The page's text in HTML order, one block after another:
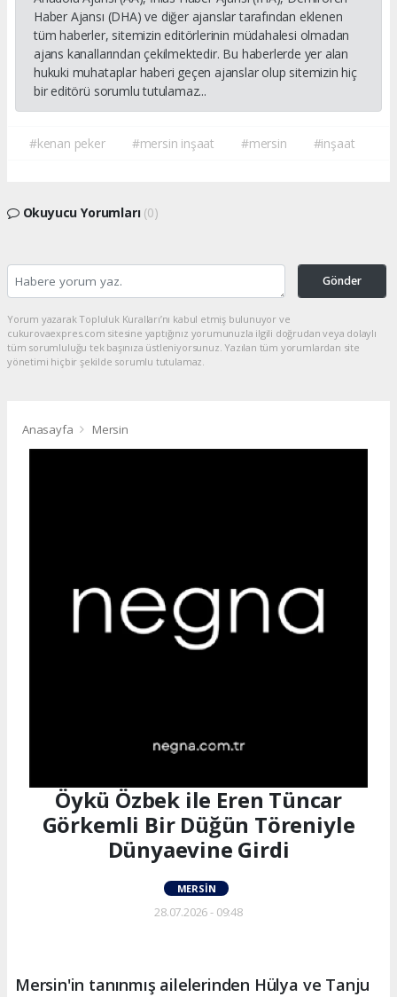
Haber Ajansı (DHA) ve diğer ajanslar tarafından eklenen
tüm haberler, sitemizin editörlerinin müdahalesi olmadan
ajans kanallarından çekilmektedir. Bu haberlerde yer alan
hukuki muhataplar haberi geçen ajanslar olup sitemizin hiç
bir editörü sorumlu tutulamaz...
#kenan peker #mersin inşaat #mersin #inşaat
Okuyucu Yorumları (0)
Gönder
Yorum yazarak Topluluk Kuralları’nı kabul etmiş bulunuyor ve
cukurovaexpres.com sitesine yaptığınız yorumunuzla ilgili doğrudan veya dolaylı
tüm sorumluluğu tek başınıza üstleniyorsunuz. Yazılan tüm yorumlardan site
yönetimi hiçbir şekilde sorumlu tutulamaz.
Anasayfa Mersin
Öykü Özbek ile Eren Tüncar
Görkemli Bir Düğün Töreniyle
Dünyaevine Girdi
MERSIN
28.07.2026 - 09:48
Mersin'in tanınmış ailelerinden Hülya ve Tanju